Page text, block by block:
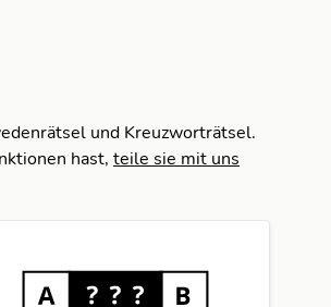
und Kreuzworträtsel.
hast, teile sie mit uns